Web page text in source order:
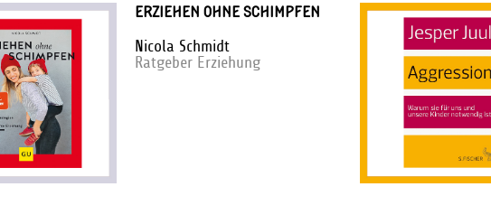
ERZIEHEN OHNE SCHIMPFEN
Nicola Schmidt
Ratgeber Erziehung